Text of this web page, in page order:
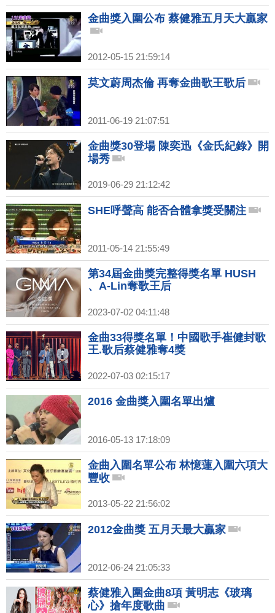
金曲獎入圍公布 蔡健雅五月天大贏家
2012-05-15 21:59:14
莫文蔚周杰倫 再奪金曲歌王歌后
2011-06-19 21:07:51
金曲獎30登場 陳奕迅《金氏紀錄》開
場秀
2019-06-29 21:12:42
SHE呼聲高 能否合體拿獎受關注
2011-05-14 21:55:49
第34屆金曲獎完整得獎名單 HUSH
、A-Lin奪歌王后
2023-07-02 04:11:48
金曲33得獎名單！中國歌手崔健封歌
王.歌后蔡健雅奪4獎
2022-07-03 02:15:17
2016 金曲獎入圍名單出爐
2016-05-13 17:18:09
金曲入圍名單公布 林憶蓮入圍六項大
豐收
2013-05-22 21:56:02
2012金曲獎 五月天最大贏家
2012-06-24 21:05:33
蔡健雅入圍金曲8項 黃明志《玻璃
心》搶年度歌曲